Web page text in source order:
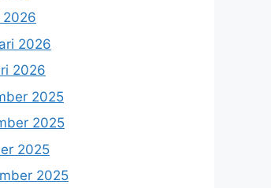
2026
2026
2026
2025
2025
2025
2025